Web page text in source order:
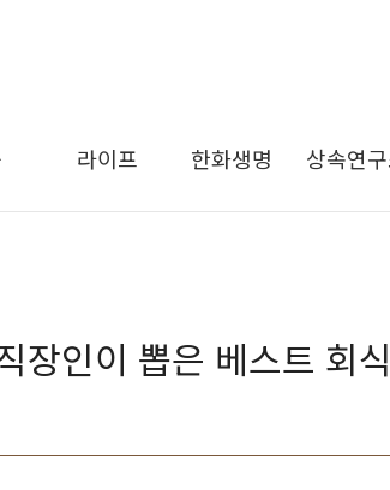
라이프 한화생명 상속연
장인이 뽑은 베스트 회